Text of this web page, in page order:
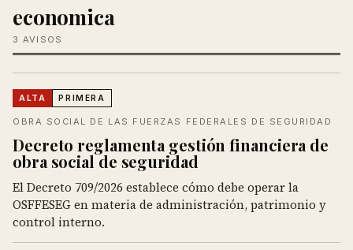
economica
3 AVISOS
ALTA PRIMERA
OBRA SOCIAL DE LAS FUERZAS FEDERALES DE SEGURIDAD
Decreto reglamenta gestión financiera de
obra social de seguridad
El Decreto 709/2026 establece cómo debe operar la
OSFFESEG en materia de administración, patrimonio y
control interno.